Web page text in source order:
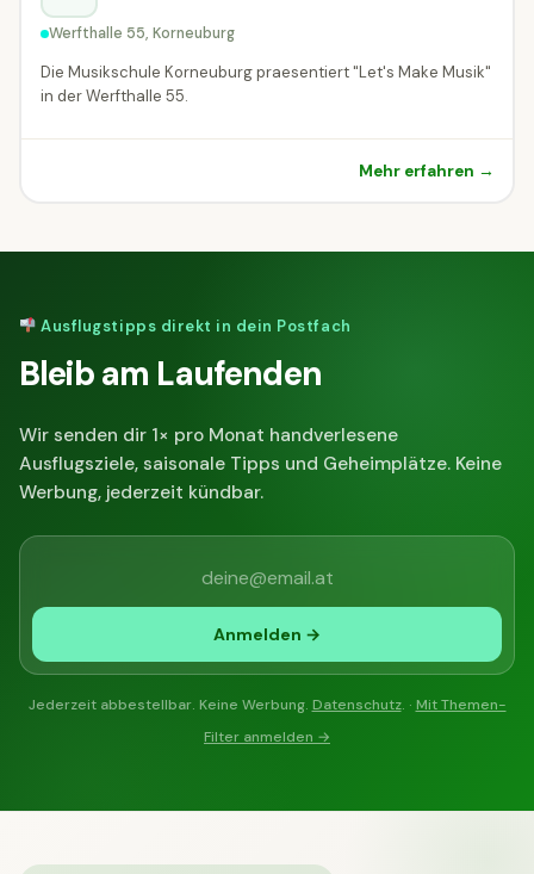
Werfthalle 55, Korneuburg
Die Musikschule Korneuburg praesentiert "Let's Make Musik"
in der Werfthalle 55.
Mehr erfahren →
Ausflugstipps direkt in dein Postfach
Bleib am Laufenden
Wir senden dir 1× pro Monat handverlesene
Ausflugsziele, saisonale Tipps und Geheimplätze. Keine
Werbung, jederzeit kündbar.
Anmelden →
Jederzeit abbestellbar. Keine Werbung. Datenschutz. · Mit Themen-
Filter anmelden →